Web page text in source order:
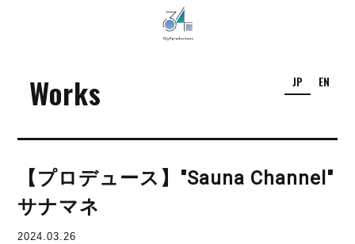
Works JP EN
【プロデュース】"Sauna Channel"
サナマネ
2024.03.26